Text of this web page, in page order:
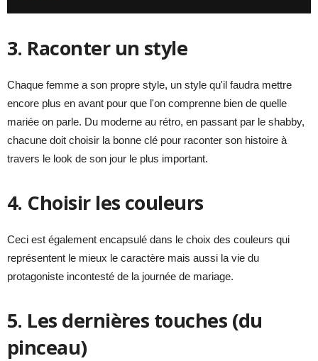
3. Raconter un style
Chaque femme a son propre style, un style qu'il faudra mettre
encore plus en avant pour que l'on comprenne bien de quelle
mariée on parle. Du moderne au rétro, en passant par le shabby,
chacune doit choisir la bonne clé pour raconter son histoire à
travers le look de son jour le plus important.
4. Choisir les couleurs
Ceci est également encapsulé dans le choix des couleurs qui
représentent le mieux le caractère mais aussi la vie du
protagoniste incontesté de la journée de mariage.
5. Les dernières touches (du
pinceau)